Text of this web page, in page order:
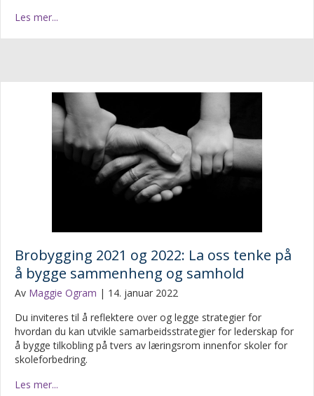
Les mer...
Brobygging 2021 og 2022: La oss tenke på
å bygge sammenheng og samhold
Av Maggie Ogram | 14. januar 2022
Du inviteres til å reflektere over og legge strategier for
hvordan du kan utvikle samarbeidsstrategier for lederskap for
å bygge tilkobling på tvers av læringsrom innenfor skoler for
skoleforbedring.
Les mer...